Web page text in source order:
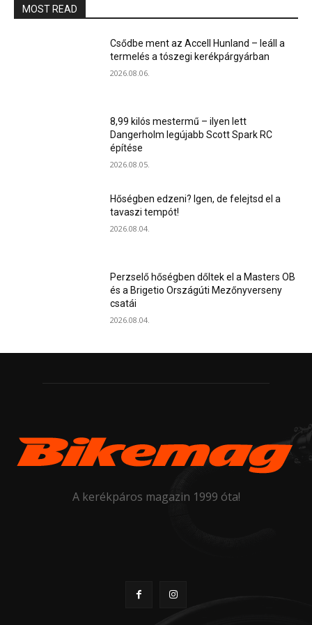
MOST READ
Csődbe ment az Accell Hunland – leáll a
termelés a tószegi kerékpárgyárban
2026.08.06.
8,99 kilós mestermű – ilyen lett
Dangerholm legújabb Scott Spark RC
építése
2026.08.05.
Hőségben edzeni? Igen, de felejtsd el a
tavaszi tempót!
2026.08.04.
Perzselő hőségben dőltek el a Masters OB
és a Brigetio Országúti Mezőnyverseny
csatái
2026.08.04.
A kerékpáros magazin 1999 óta!